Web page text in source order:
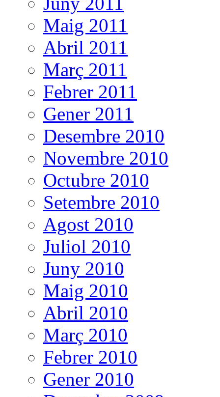
Maig 2011
Abril 2011
Març 2011
Febrer 2011
Gener 2011
Desembre 2010
Novembre 2010
Octubre 2010
Setembre 2010
Agost 2010
Juliol 2010
Juny 2010
Maig 2010
Abril 2010
Març 2010
Febrer 2010
Gener 2010